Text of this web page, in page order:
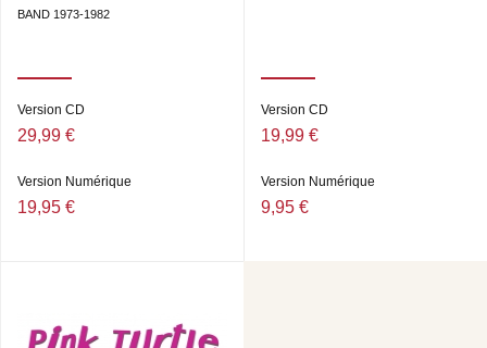
BAND 1973-1982
Version CD
29,99 €
Version Numérique
19,95 €
Version CD
19,99 €
Version Numérique
9,95 €